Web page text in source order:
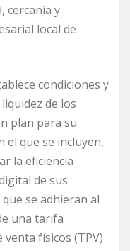
cercanía y
local de
condiciones y
de los
plan para su
el que se incluyen,
la eficiencia
de sus
se adhieran al
una tarifa
físicos (TPV)